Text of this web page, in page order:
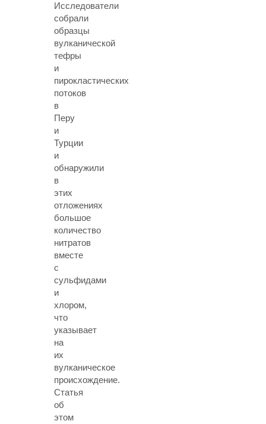
Исследователи
собрали
образцы
вулканической
тефры
и
пирокластических
потоков
в
Перу
и
Турции
и
обнаружили
в
этих
отложениях
большое
количество
нитратов
вместе
с
сульфидами
и
хлором,
что
указывает
на
их
вулканическое
происхождение.
Статья
об
этом